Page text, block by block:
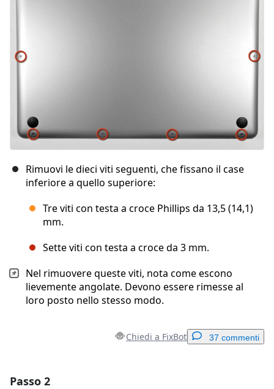
Rimuovi le dieci viti seguenti, che fissano il case
inferiore a quello superiore:
Tre viti con testa a croce Phillips da 13,5 (14,1)
mm.
Sette viti con testa a croce da 3 mm.
Nel rimuovere queste viti, nota come escono
lievemente angolate. Devono essere rimesse al
loro posto nello stesso modo.
Chiedi a FixBot 37 commenti
Passo 2